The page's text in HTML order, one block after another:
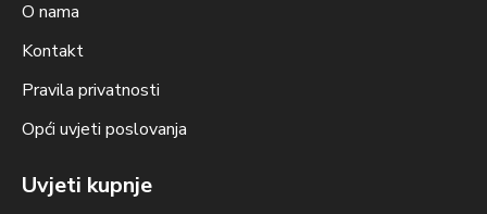
O nama
Kontakt
Pravila privatnosti
Opći uvjeti poslovanja
Uvjeti kupnje